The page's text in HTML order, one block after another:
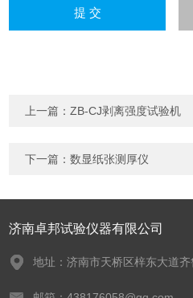
上一篇：ZB-CJ剥离强度试验机
下一篇：数显纸张测厚仪
济南卓邦试验仪器有限公司
地址：济南市天桥区梓东大道